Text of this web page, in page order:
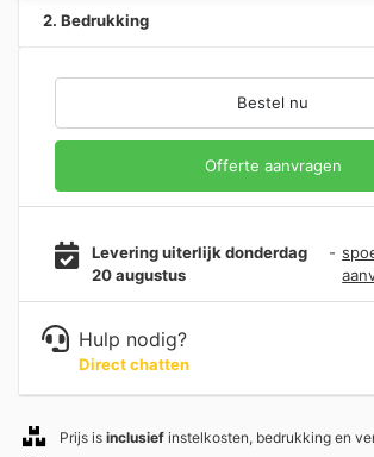
2. Bedrukking
Bestel nu
Offerte aanvragen
Levering uiterlijk donderdag
20 augustus
-
Hulp nodig?
Direct chatten
Prijs is inclusief instelkosten, bedrukking en